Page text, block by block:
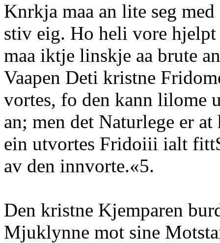
Knrkja maa an lite seg
stiv eig. Ho heli vore hjelpt
maa iktje linskje aa brute
Vaapen Deti kristne
vortes, fo den kann lilome
an; men det Naturlege er
ein utvortes Fridoiii ialt
av den innvorte.«5.
Den kristne Kjemparen
Mjuklynne mot sine